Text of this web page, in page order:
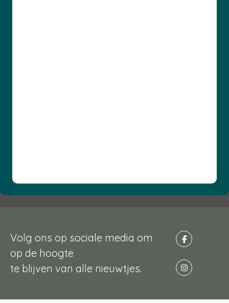
Volg ons op sociale media om
op de hoogte
te blijven van alle nieuwtjes.